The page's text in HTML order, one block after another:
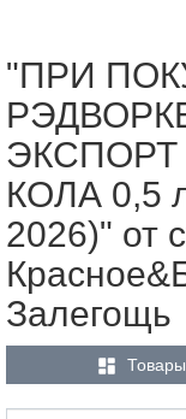
"ПРИ
ЭКСПОРТ
КОЛА 0,5
2026)" от
Залегощь
 Товары